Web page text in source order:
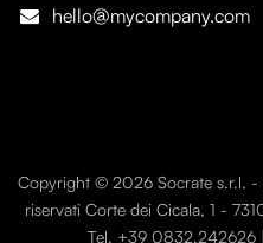
hello@mycompany.com
Copyright © 2026 Socrate s.r.l. -
riservati Corte dei Cicala, 1 -
Tel. +39 0832.242626